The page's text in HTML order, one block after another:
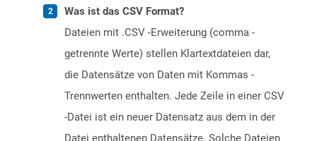
Was ist das CSV Format?
Dateien mit .CSV -Erweiterung (comma -
getrennte Werte) stellen Klartextdateien dar,
die Datensätze von Daten mit Kommas -
Trennwerten enthalten. Jede Zeile in einer CSV
-Datei ist ein neuer Datensatz aus dem in der
Datei enthaltenen Datensätze. Solche Dateien